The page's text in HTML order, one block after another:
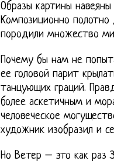
Образы картины
Композиционно
породили множество
Почему бы нам не
ее головой парит
танцующих граций.
более аскетичным и
человеческое
художник изобразил и
Но Ветер – это как раз